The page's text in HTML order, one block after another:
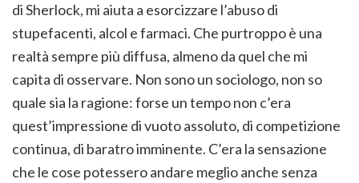
di Sherlock, mi aiuta a esorcizzare l’abuso di
stupefacenti, alcol e farmaci. Che purtroppo è una
realtà sempre più diffusa, almeno da quel che mi
capita di osservare. Non sono un sociologo, non so
quale sia la ragione: forse un tempo non c’era
quest’impressione di vuoto assoluto, di competizione
continua, di baratro imminente. C’era la sensazione
che le cose potessero andare meglio anche senza